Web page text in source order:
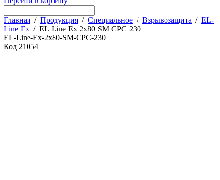
Главная / Продукция / Специальное / Взрывозащита / EL-
Line-Ex / EL-Line-Ex-2x80-SM-CPC-230
EL-Line-Ex-2x80-SM-CPC-230
Код 21054